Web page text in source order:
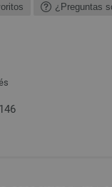
¿Preguntas